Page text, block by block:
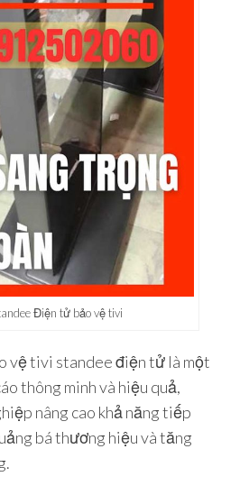
Điện tử bảo vệ tivi
vệ tivi standee điện tử là một
thông minh và hiệu quả,
nâng cao khả năng tiếp
bá thương hiệu và tăng